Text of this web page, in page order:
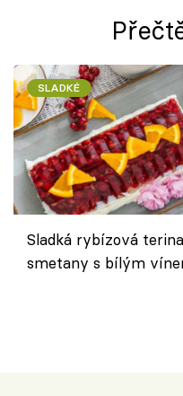
SLADKÉ
Sladká rybízová
smetany s bílým